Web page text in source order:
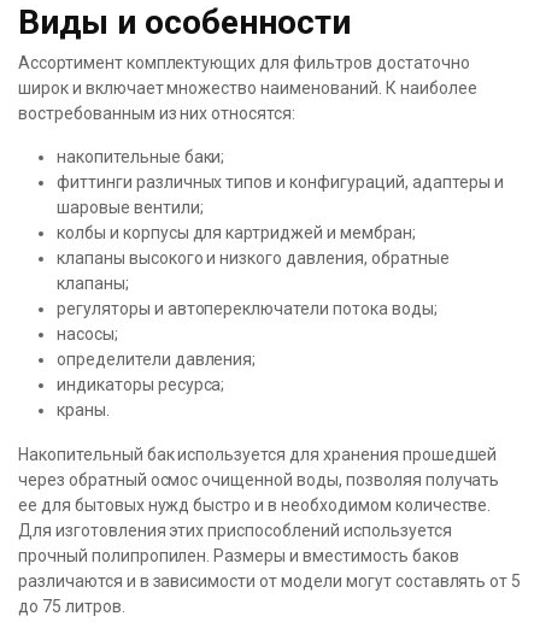
Виды и особенности
Ассортимент комплектующих для фильтров достаточно
широк и включает множество наименований. К наиболее
востребованным из них относятся:
накопительные баки;
фиттинги различных типов и конфигураций, адаптеры и
шаровые вентили;
колбы и корпусы для картриджей и мембран;
клапаны высокого и низкого давления, обратные
клапаны;
регуляторы и автопереключатели потока воды;
насосы;
определители давления;
индикаторы ресурса;
краны.
Накопительный бак используется для хранения прошедшей
через обратный осмос очищенной воды, позволяя получать
ее для бытовых нужд быстро и в необходимом количестве.
Для изготовления этих приспособлений используется
прочный полипропилен. Размеры и вместимость баков
различаются и в зависимости от модели могут составлять от 5
до 75 литров.